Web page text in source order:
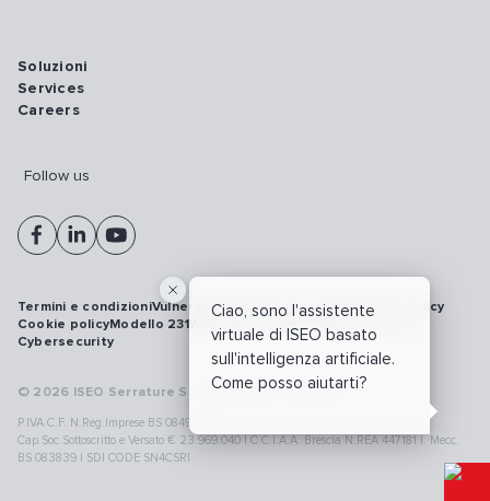
Ciao, sono l'assistente
virtuale di ISEO basato
sull'intelligenza artificiale.
Come posso aiutarti?
Soluzioni
Services
Careers
Follow us
© 2026 ISEO Serrature S.p.A. All right reserved
P.IVA C.F. N.Reg.Imprese BS 08499190018 | Cap.Soc.Deliberato € 24.340.965 |
Cap.Soc.Sottoscritto e Versato € 23.969.040 | C.C.I.A.A. Brescia N.REA 447181 |. Mecc.
BS 083839 | SDI CODE SN4CSRI
Termini e condizioniVulnerability disclosure policyPrivacy policy
Cookie policyModello 231WhistleblowingRichiamo prodotti
Cybersecurity